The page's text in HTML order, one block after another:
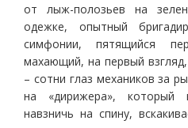
от лыж-полозьев на
одежке, опытный
симфонии, пятящийся
махающий, на первый
– сотни глаз механиков за
на «дирижера»,
навзничь на спину,